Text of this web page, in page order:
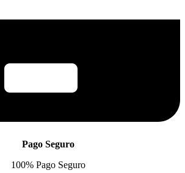
Pago Seguro
100% Pago Seguro